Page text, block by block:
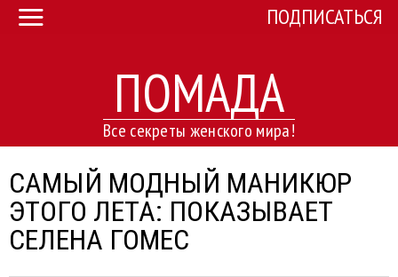
ПОМАДА
Все секреты женского мира!
ПОДПИСАТЬСЯ
САМЫЙ МОДНЫЙ МАНИКЮР
ЭТОГО ЛЕТА: ПОКАЗЫВАЕТ
СЕЛЕНА ГОМЕС